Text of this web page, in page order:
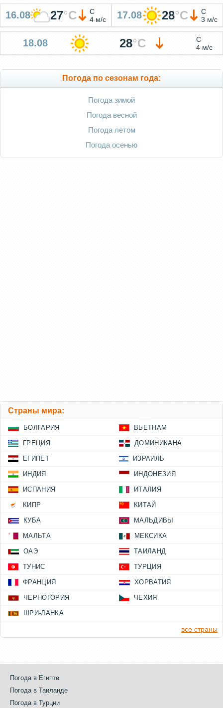
16.08 27°C
С
4 м/с
17.08 28°C
С
3 м/с
18.08 28°C
С
4 м/с
Погода по сезонам года:
Погода зимой
Погода весной
Погода летом
Погода осенью
Страны мира:
БОЛГАРИЯ ВЬЕТНАМ
ГРЕЦИЯ ДОМИНИКАНА
ЕГИПЕТ ИЗРАИЛЬ
ИНДИЯ ИНДОНЕЗИЯ
ИСПАНИЯ ИТАЛИЯ
КИПР КИТАЙ
КУБА МАЛЬДИВЫ
МАЛЬТА МЕКСИКА
ОАЭ ТАИЛАНД
ТУНИС ТУРЦИЯ
ФРАНЦИЯ ХОРВАТИЯ
ЧЕРНОГОРИЯ ЧЕХИЯ
ШРИ-ЛАНКА
все страны
Погода в Египте
Погода в Таиланде
Погода в Турции